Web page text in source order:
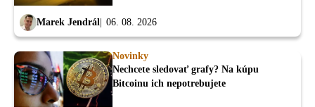
Marek Jendrál 06. 08. 2026
Novinky
Nechcete sledovať grafy? Na kúpu
Bitcoinu ich nepotrebujete